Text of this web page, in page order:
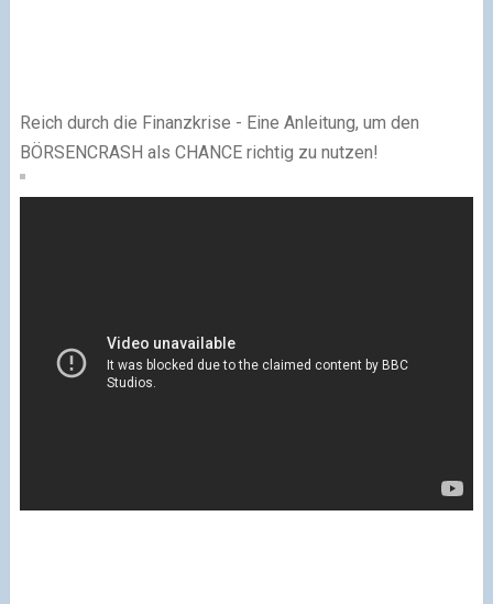
Reich durch die Finanzkrise - Eine Anleitung, um den
BÖRSENCRASH als CHANCE richtig zu nutzen!